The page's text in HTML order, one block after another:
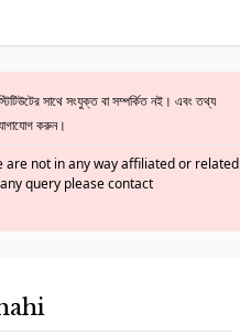
সাথে সংযুক্ত বা সম্পর্কিত নই। এবং তথ্য
করুন।
are not in any way affiliated or related
query please contact